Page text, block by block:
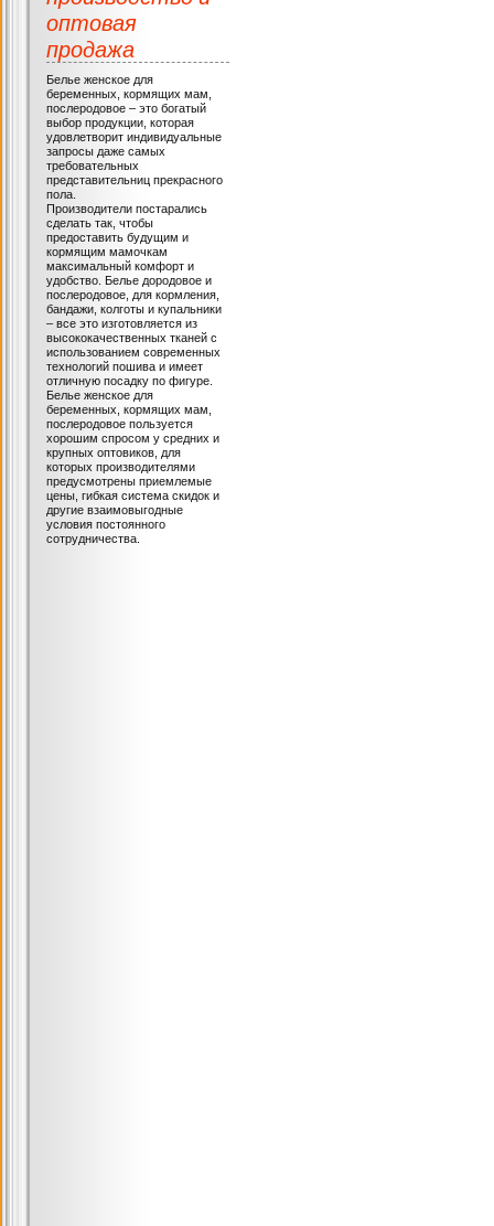
оптовая
продажа
Белье женское для
беременных, кормящих мам,
послеродовое – это богатый
выбор продукции, которая
удовлетворит индивидуальные
запросы даже самых
требовательных
представительниц прекрасного
пола.
Производители постарались
сделать так, чтобы
предоставить будущим и
кормящим мамочкам
максимальный комфорт и
удобство. Белье дородовое и
послеродовое, для кормления,
бандажи, колготы и купальники
– все это изготовляется из
высококачественных тканей с
использованием современных
технологий пошива и имеет
отличную посадку по фигуре.
Белье женское для
беременных, кормящих мам,
послеродовое пользуется
хорошим спросом у средних и
крупных оптовиков, для
которых производителями
предусмотрены приемлемые
цены, гибкая система скидок и
другие взаимовыгодные
условия постоянного
сотрудничества.